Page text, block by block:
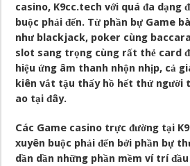
casino, K9cc.tech với quá đa dạng
buộc phải đến. Từ phần bự Game
như blackjack, poker cùng
slot sang trọng cùng rất thẻ card
hiệu ứng âm thanh nhộn nhịp, cả
kiên vắt tậu thấy hồ hết thứ người
ao tại đây.
Các Game casino trực đường tại
xuyên buộc phải đến bởi phần bự
dần dần những phần mềm ví trí